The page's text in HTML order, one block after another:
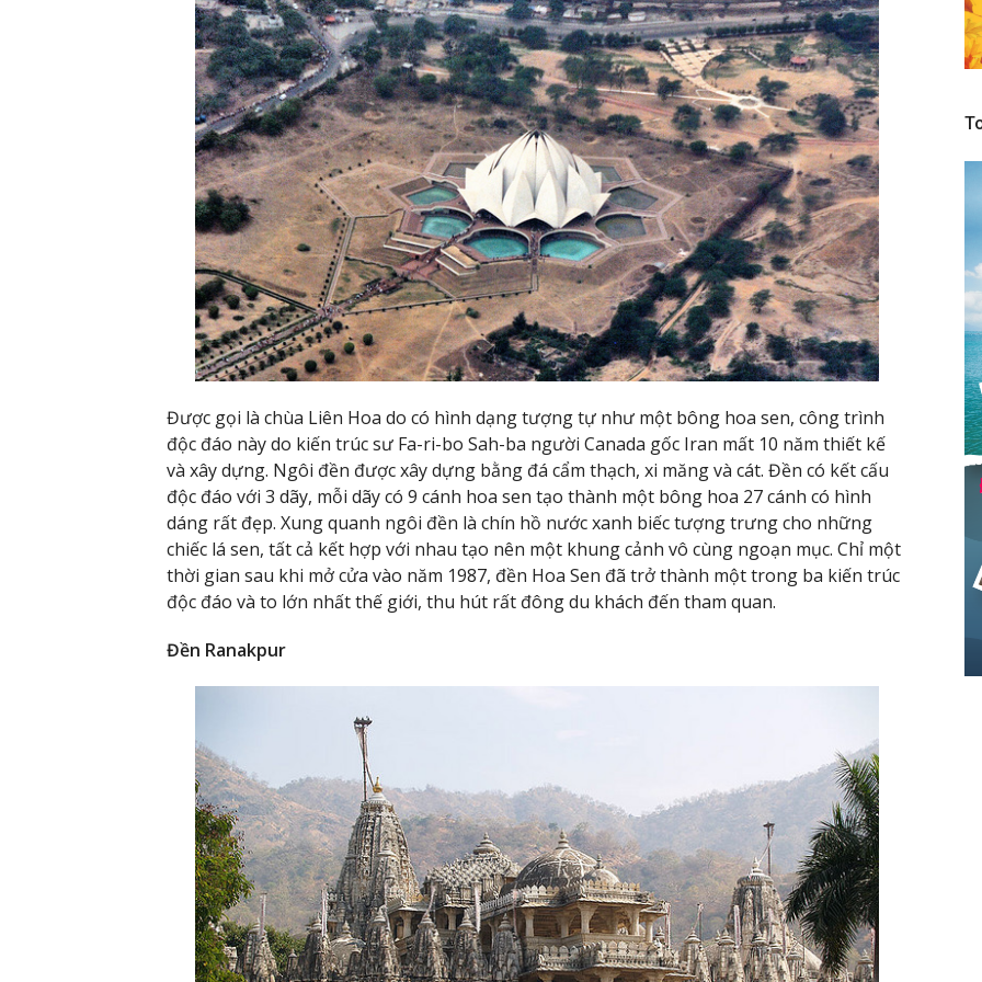
Được gọi là chùa Liên Hoa do có hình dạng tượng tự như một bông hoa sen, công trình
độc đáo này do kiến trúc sư Fa-ri-bo Sah-ba người Canada gốc Iran mất 10 năm thiết kế
và xây dựng. Ngôi đền được xây dựng bằng đá cẩm thạch, xi măng và cát. Đền có kết cấu
độc đáo với 3 dãy, mỗi dãy có 9 cánh hoa sen tạo thành một bông hoa 27 cánh có hình
dáng rất đẹp. Xung quanh ngôi đền là chín hồ nước xanh biếc tượng trưng cho những
chiếc lá sen, tất cả kết hợp với nhau tạo nên một khung cảnh vô cùng ngoạn mục. Chỉ một
thời gian sau khi mở cửa vào năm 1987, đền Hoa Sen đã trở thành một trong ba kiến trúc
độc đáo và to lớn nhất thế giới, thu hút rất đông du khách đến tham quan.
Đền Ranakpur